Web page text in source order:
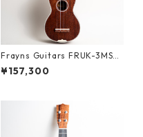
Frayns Guitars FRUK-3MS
ソプラノウクレレ #2500094
¥157,300